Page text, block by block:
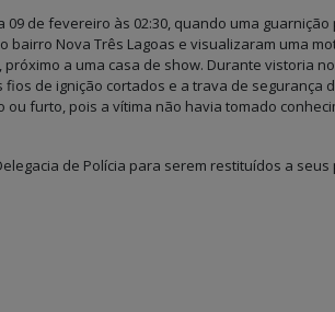
de fevereiro às 02:30, quando uma
Nova Três Lagoas e visualizaram uma
a uma casa de show. Durante vistoria
de ignição cortados e a trava de segurança
ou furto, pois a vítima não havia tomado
de Polícia para serem restituídos a